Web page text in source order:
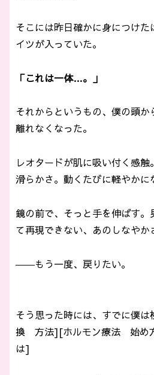
そこには昨日確かに身につけ
イツが入っていた。
「これは一体…。」
それからというもの、僕の頭
離れなくなった。
レオタードが肌に吸い付く感触
滑らかさ。動くたびに軽やかに
鏡の前で、そっと手を伸ばす。
て再現できない、あのしなやか
――もう一度、戻りたい。
そう思った時には、すでに僕
換 方法][ホルモン療法 始め
は]